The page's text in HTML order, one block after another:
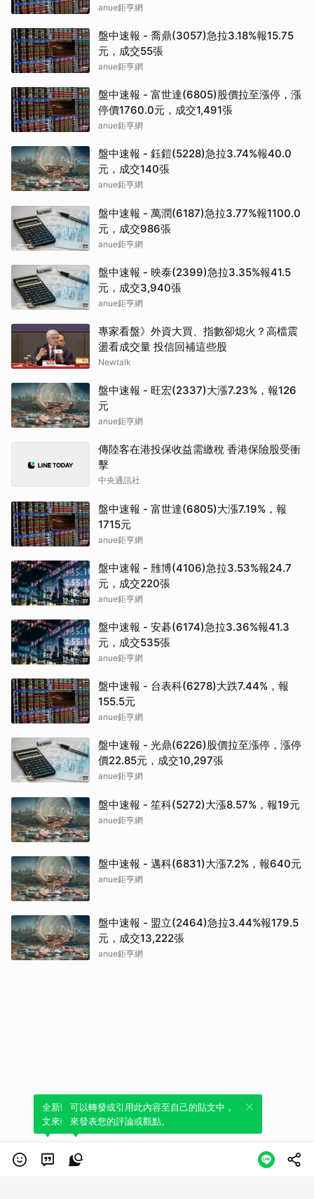
anue鉅亨網
盤中速報 - 喬鼎(3057)急拉3.18%報15.75
元，成交55張
anue鉅亨網
盤中速報 - 富世達(6805)股價拉至漲停，漲
停價1760.0元，成交1,491張
anue鉅亨網
盤中速報 - 鈺鎧(5228)急拉3.74%報40.0
元，成交140張
anue鉅亨網
盤中速報 - 萬潤(6187)急拉3.77%報1100.0
元，成交986張
anue鉅亨網
盤中速報 - 映泰(2399)急拉3.35%報41.5
元，成交3,940張
anue鉅亨網
專家看盤》外資大買、指數卻熄火？高檔震
盪看成交量 投信回補這些股
Newtalk
盤中速報 - 旺宏(2337)大漲7.23%，報126
元
anue鉅亨網
傳陸客在港投保收益需繳稅 香港保險股受衝
擊
中央通訊社
盤中速報 - 富世達(6805)大漲7.19%，報
1715元
anue鉅亨網
盤中速報 - 雃博(4106)急拉3.53%報24.7
元，成交220張
anue鉅亨網
盤中速報 - 安碁(6174)急拉3.36%報41.3
元，成交535張
anue鉅亨網
盤中速報 - 台表科(6278)大跌7.44%，報
155.5元
anue鉅亨網
盤中速報 - 光鼎(6226)股價拉至漲停，漲停
價22.85元，成交10,297張
anue鉅亨網
盤中速報 - 笙科(5272)大漲8.57%，報19元
anue鉅亨網
盤中速報 - 邁科(6831)大漲7.2%，報640元
anue鉅亨網
盤中速報 - 盟立(2464)急拉3.44%報179.5
元，成交13,222張
anue鉅亨網
全新體驗！一鍵引用此內容，透過發布貼
文來輕鬆表達個人立場。
可以轉發或引用此內容至自己的貼文中，
來發表您的評論或觀點。